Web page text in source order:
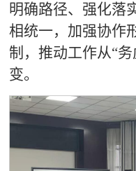
明确路径、强化落
相统一，加强协作
制，推动工作从“
变。